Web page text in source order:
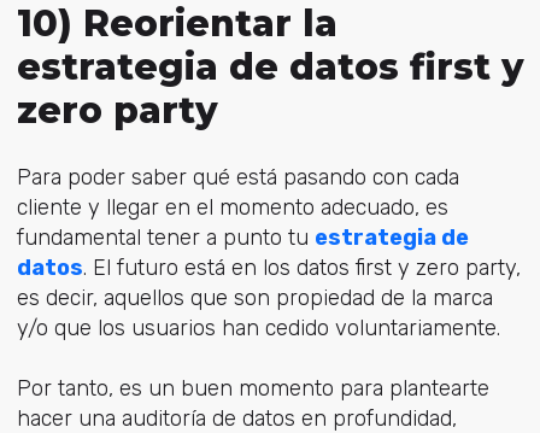
10) Reorientar la
estrategia de datos first y
zero party
Para poder saber qué está pasando con cada
cliente y llegar en el momento adecuado, es
fundamental tener a punto tu estrategia de
datos. El futuro está en los datos first y zero party,
es decir, aquellos que son propiedad de la marca
y/o que los usuarios han cedido voluntariamente.
Por tanto, es un buen momento para plantearte
hacer una auditoría de datos en profundidad,